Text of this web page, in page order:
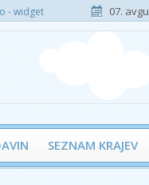
- widget 07.
SEZNAM KRAJEV